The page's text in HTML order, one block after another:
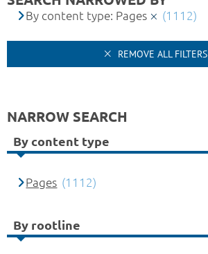
By content type: Pages (1112)
REMOVE ALL FILTERS
NARROW SEARCH
By content type
Pages (1112)
By rootline